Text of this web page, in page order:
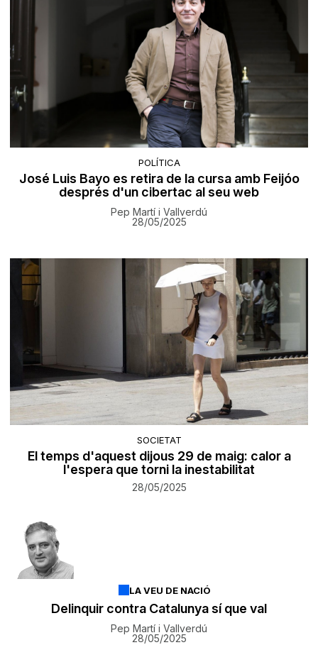
POLÍTICA
José Luis Bayo es retira de la cursa amb Feijóo
després d'un cibertac al seu web
Pep Martí i Vallverdú
28/05/2025
SOCIETAT
El temps d'aquest dijous 29 de maig: calor a
l'espera que torni la inestabilitat
28/05/2025
LA VEU DE NACIÓ
Delinquir contra Catalunya sí que val
Pep Martí i Vallverdú
28/05/2025